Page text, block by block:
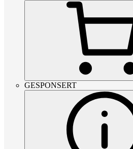
GESPONSERT